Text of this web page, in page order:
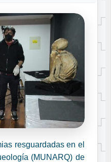
resguardadas en el
(MUNARQ) de